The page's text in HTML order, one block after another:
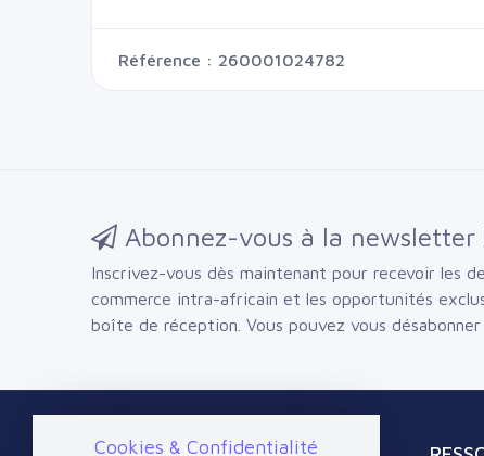
Référence : 260001024782
Abonnez-vous à la newsletter
Inscrivez-vous dès maintenant pour recevoir les
commerce intra-africain et les opportunités
boîte de réception. Vous pouvez vous
Cookies & Confidentialité